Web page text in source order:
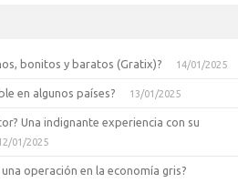
bonitos y baratos (Gratix)? 14/01/2025
en algunos países? 13/01/2025
Una indignante experiencia con su
01/2025
operación en la economía gris?